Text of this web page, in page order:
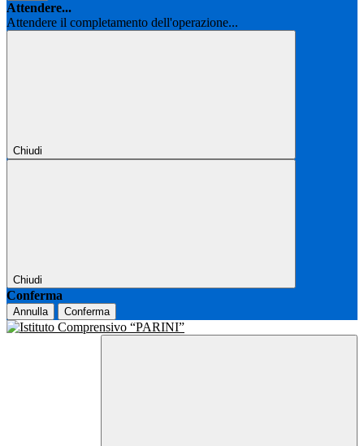
Attendere...
Attendere il completamento dell'operazione...
Chiudi
Chiudi
Conferma
Annulla Conferma